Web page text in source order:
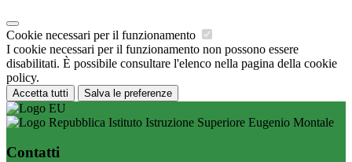
Cookie necessari per il funzionamento
I cookie necessari per il funzionamento non possono essere
disabilitati. È possibile consultare l'elenco nella pagina della cookie
policy.
Accetta tutti Salva le preferenze
Istituto Istruzione Superiore Eugenio Montale
Contatti